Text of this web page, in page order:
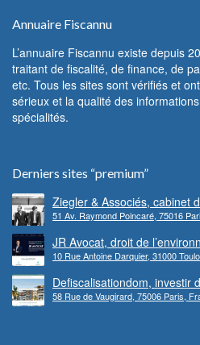
Annuaire Fiscannu
L’annuaire Fiscannu existe depuis
traitant de fiscalité, de finance, de
etc. Tous les sites sont vérifiés et
sérieux et la qualité des
spécialités.
Derniers sites “premium”
Ziegler & Associés, cabinet
cryptomonnaie et
51 Av. Raymond Poincaré, 75016
JR Avocat, droit de
10 Rue Antoine Darquier, 31000
Defiscalisationdom, investir
mer
58 Rue de Vaugirard, 75006 Paris,